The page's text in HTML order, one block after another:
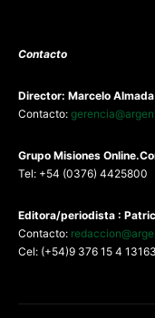
Contacto
Director: Marcelo Almada
Contacto:
Grupo Misiones
Tel: +54 (0376) 4425800
Editora/periodista :
Contacto:
Cel: (+54)9 376 15 4